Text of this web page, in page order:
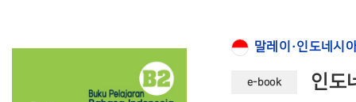
말레이·인도네시
e-book 인도